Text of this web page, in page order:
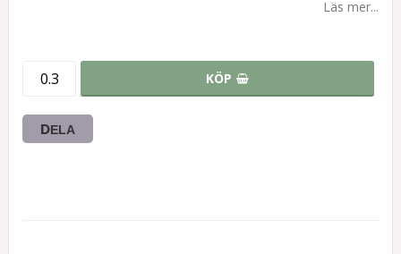
Läs mer...
KÖP
DELA